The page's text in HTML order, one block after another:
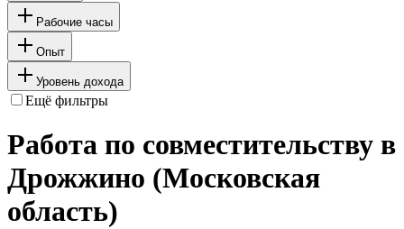
Рабочие часы
Опыт
Уровень дохода
Ещё фильтры
Работа по совместительству в
Дрожжино (Московская
область)